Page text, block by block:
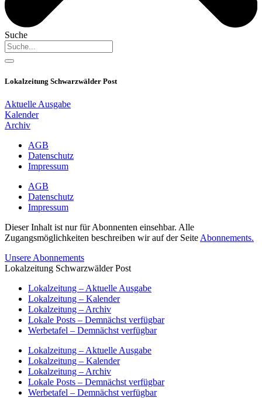
Suche
Lokalzeitung Schwarzwälder Post
Aktuelle Ausgabe
Kalender
Archiv
AGB
Datenschutz
Impressum
AGB
Datenschutz
Impressum
Dieser Inhalt ist nur für Abonnenten einsehbar. Alle
Zugangsmöglichkeiten beschreiben wir auf der Seite Abonnements.
Unsere Abonnements
Lokalzeitung Schwarzwälder Post
Lokalzeitung – Aktuelle Ausgabe
Lokalzeitung – Kalender
Lokalzeitung – Archiv
Lokale Posts – Demnächst verfügbar
Werbetafel – Demnächst verfügbar
Lokalzeitung – Aktuelle Ausgabe
Lokalzeitung – Kalender
Lokalzeitung – Archiv
Lokale Posts – Demnächst verfügbar
Werbetafel – Demnächst verfügbar